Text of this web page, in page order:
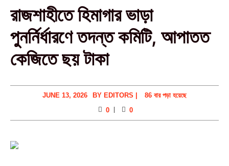
রাজশাহীতে হিমাগার ভাড়া
পুনর্নির্ধারণে তদন্ত কমিটি, আপাতত
কেজিতে ছয় টাকা
JUNE 13, 2026 BY EDITORS
86 বার পড়া হয়েছে
0
0